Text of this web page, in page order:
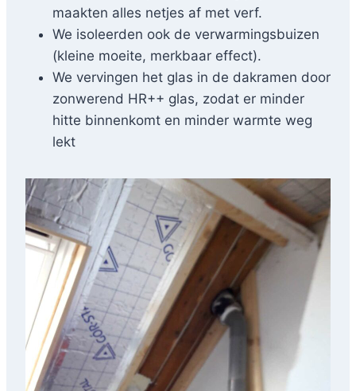
maakten alles netjes af met verf.
We isoleerden ook de verwarmingsbuizen
(kleine moeite, merkbaar effect).
We vervingen het glas in de dakramen door
zonwerend HR++ glas, zodat er minder
hitte binnenkomt en minder warmte weg
lekt